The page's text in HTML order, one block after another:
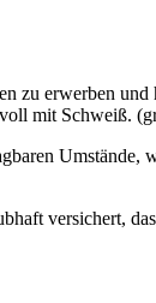
zu erwerben und
mit Schweiß.
Umstände,
versichert,